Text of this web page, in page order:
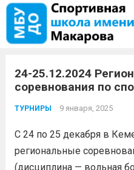
24-25.12.2024
соревнования по
ТУРНИРЫ 9 января, 2025
С 24 по 25 декабря в
региональные
(дисциплина — вольная